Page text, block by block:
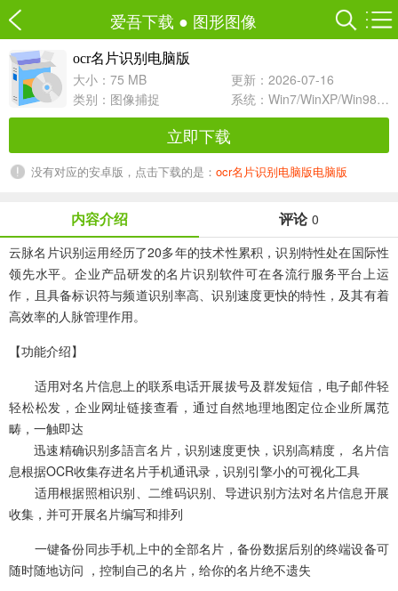
爱吾下载 ● 图形图像
ocr名片识别电脑版
大小：75 MB
更新：2026-07-16
类别： 图像捕捉 系统：Win7/WinXP/Win98/Win8/Win10兼容软件
立即下载
没有对应的安卓版，点击下载的是： ocr名片识别电脑版电脑版
内容介绍 评论 0
云脉名片识别运用经历了20多年的技术性累积，识别特性处在国际性
领先水平。企业产品研发的名片识别软件可在各流行服务平台上运
作，且具备标识符与频道识别率高、识别速度更快的特性，及其有着
高效率的人脉管理作用。
【功能介绍】
适用对名片信息上的联系电话开展拔号及群发短信，电子邮件轻
轻松松发，企业网址链接查看，通过自然地理地图定位企业所属范
畴，一触即达
迅速精确识别多語言名片，识别速度更快，识别高精度， 名片信
息根据OCR收集存进名片手机通讯录，识别引擎小的可视化工具
适用根据照相识别、二维码识别、导进识别方法对名片信息开展
收集，并可开展名片编写和排列
一键备份同歩手机上中的全部名片，备份数据后别的终端设备可
随时随地访问 ，控制自己的名片，给你的名片绝不遗失